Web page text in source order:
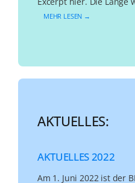
MEHR LESEN →
AKTUELLES:
AKTUELLES 2022
Am 1. Juni 2022 ist der